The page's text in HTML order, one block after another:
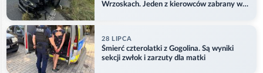
Wrzoskach. Jeden z kierowców zabrany w
28 LIPCA
Śmierć czterolatki z Gogolina. Są wyniki
sekcji zwłok i zarzuty dla matki